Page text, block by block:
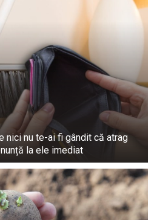
nici nu te-ai fi gândit că atrag
la ele imediat